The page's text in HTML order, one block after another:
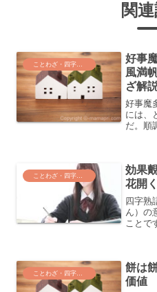
関
ことわざ・四字熟語・気づき
好事
風満
ざ解
好事魔
には、
だ。順
きだと
ことわざ・四字熟語・気づき
効果
花開
四字熟
ん）の
ことで
の世界
餅は
価値